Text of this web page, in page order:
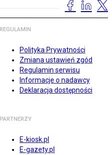
REGULAMIN
Polityka Prywatności
Zmiana ustawień zgód
Regulamin serwisu
Informacje o nadawcy
Deklaracja dostępności
PARTNERZY
E-kiosk.pl
E-gazety.pl